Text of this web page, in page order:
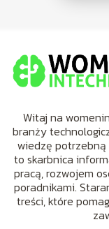
Witaj na
branży
wiedzę potrzebną
to skarbnica
pracą, rozwojem
poradnikami.
treści, które